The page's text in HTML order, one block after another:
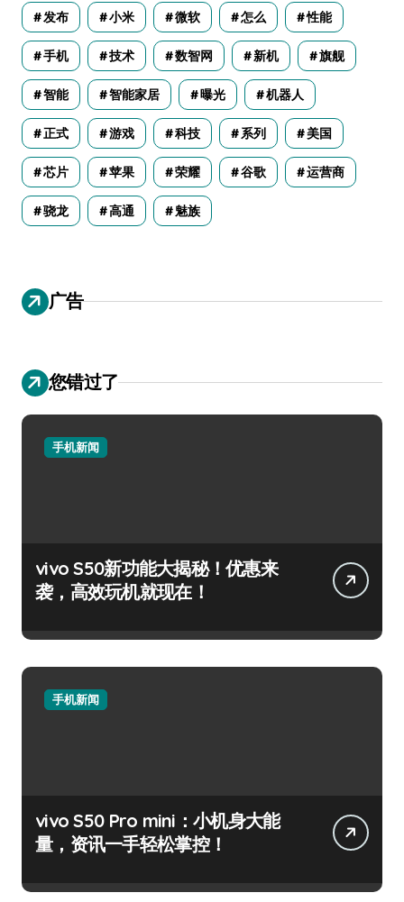
发布 小米 微软 怎么 性能
手机 技术 数智网 新机 旗舰
智能 智能家居 曝光 机器人
正式 游戏 科技 系列 美国
芯片 苹果 荣耀 谷歌 运营商
骁龙 高通 魅族
广告
您错过了
手机新闻
vivo S50新功能大揭秘！优惠来
袭，高效玩机就现在！
手机新闻
vivo S50 Pro mini：小机身大能
量，资讯一手轻松掌控！